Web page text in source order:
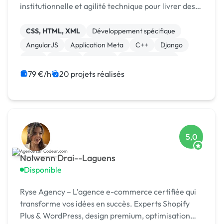
institutionnelle et agilité technique pour livrer des
CSS, HTML, XML
Développement spécifique
AngularJS
Application Meta C++
Django
79 €/h 20 projets réalisés
Nolwenn Drai--Laguens
Disponible
5,0
Ryse Agency – L’agence e-commerce certifiée qui
transforme vos idées en succès. Experts Shopify
Plus & WordPress, design premium, optimisation